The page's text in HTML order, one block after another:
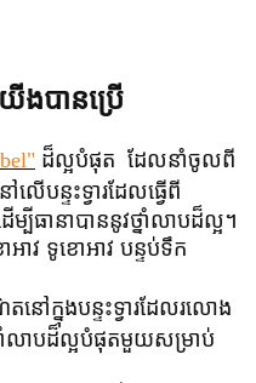
ងបានប្រើ
ដ៏ល្អបំផុត ដែលនាំចូលពី
បន្ទះទ្វារដែលធ្វើពី
ធានាបាននូវថ្នាំលាបដ៏ល្អ។
អាវ ទូខោអាវ បន្ទប់ទឹក
ៅក្នុងបន្ទះទ្វារដែលរលោង
ាំលាបដ៏ល្អបំផុតមួយសម្រាប់